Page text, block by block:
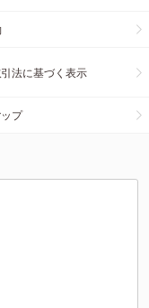
法に基づく表示
プ